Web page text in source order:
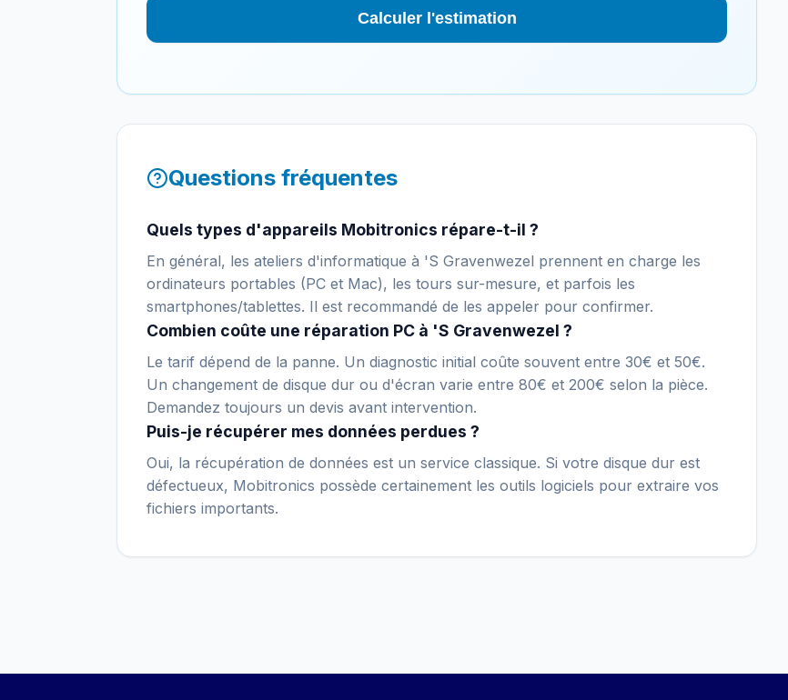
Calculer l'estimation
Questions fréquentes
Quels types d'appareils Mobitronics répare-t-il ?
En général, les ateliers d'informatique à 'S Gravenwezel prennent en charge les
ordinateurs portables (PC et Mac), les tours sur-mesure, et parfois les
smartphones/tablettes. Il est recommandé de les appeler pour confirmer.
Combien coûte une réparation PC à 'S Gravenwezel ?
Le tarif dépend de la panne. Un diagnostic initial coûte souvent entre 30€ et 50€.
Un changement de disque dur ou d'écran varie entre 80€ et 200€ selon la pièce.
Demandez toujours un devis avant intervention.
Puis-je récupérer mes données perdues ?
Oui, la récupération de données est un service classique. Si votre disque dur est
défectueux, Mobitronics possède certainement les outils logiciels pour extraire vos
fichiers importants.